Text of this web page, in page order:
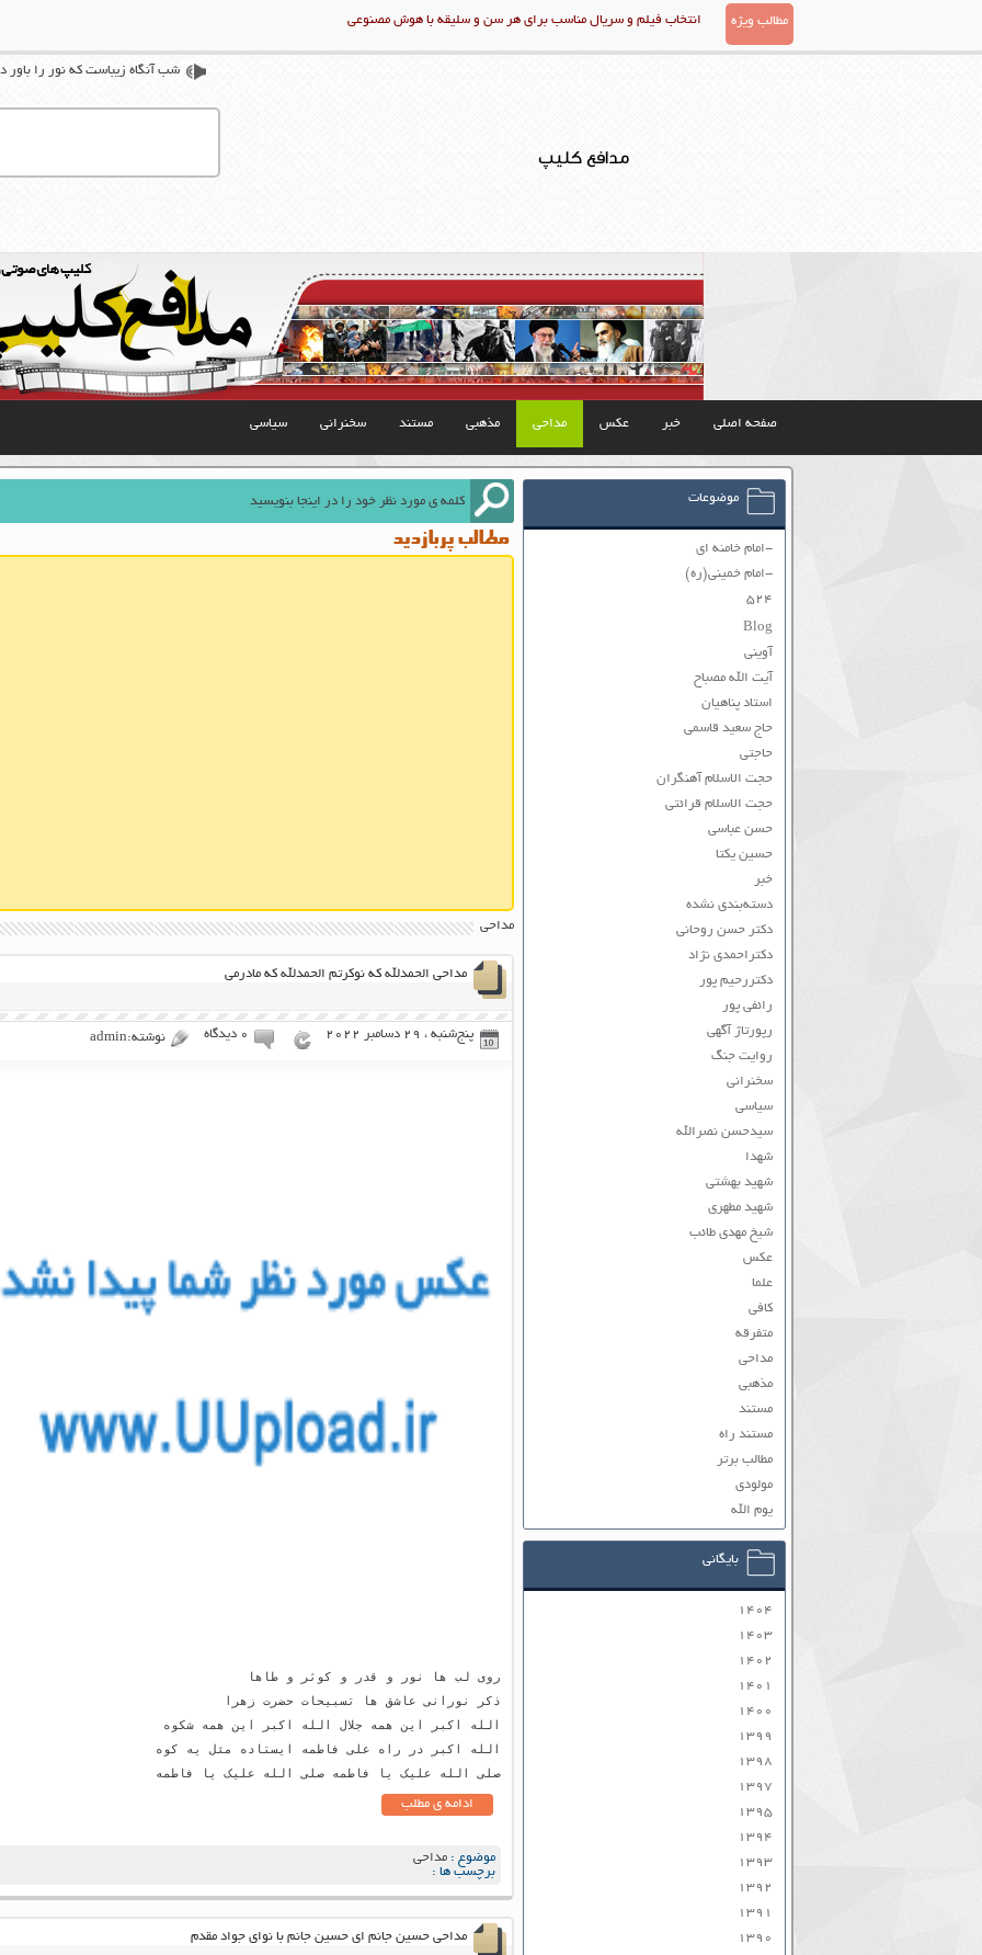
مطالب ویژه انتخاب فیلم و سریال مناسب برای هر سن و سلیقه با هوش مصنوعی
مدافع کلیپ
شب آنگاه زیباست که نور را باور
صفحه اصلی خبر عکس مداحی مذهبی مستند سخنرانی سیاسی
مطالب پربازدید
مداحی
مداحی الحمدلله که نوکرتم الحمدلله که مادرمی
پنج‌شنبه ، 29 دسامبر 2022 ۰ دیدگاه نوشته:admin
ادامه ی مطلب
موضوع : مداحی
برچسب ها :
مداحی حسین جانم ای حسین جانم با نوای جواد مقدم
موضوعات
-امام خامنه ای
-امام خمینی(ره)
۵۲۴
Blog
آوینی
آیت الله مصباح
استاد پناهیان
حاج سعید قاسمی
حاجتی
حجت الاسلام آهنگران
حجت الاسلام قرائتی
حسن عباسی
حسین یکتا
خبر
دسته‌بندی نشده
دکتر حسن روحانی
دکتراحمدی نژاد
دکتررحیم پور
رائفی پور
رپورتاژ آگهی
روایت جنگ
سخنرانی
سیاسی
سیدحسن نصرالله
شهدا
شهید بهشتی
شهید مطهری
شیخ مهدی طائب
عکس
علما
کافی
متفرقه
مداحی
مذهبی
مستند
مستند راه
مطالب برتر
مولودی
یوم الله
بایگانی
۱۴۰۴
۱۴۰۳
۱۴۰۲
۱۴۰۱
۱۴۰۰
۱۳۹۹
۱۳۹۸
۱۳۹۷
۱۳۹۵
۱۳۹۴
۱۳۹۳
۱۳۹۲
۱۳۹۱
۱۳۹۰